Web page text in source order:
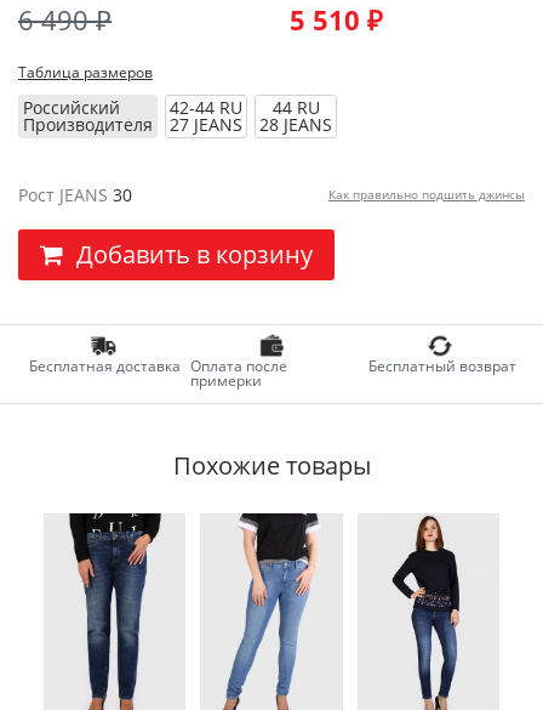
6 490 ₽ 5 510 ₽
Таблица размеров
Российский
Производителя
42-44 RU
27 JEANS
44 RU
28 JEANS
Рост JEANS 30 Как правильно подшить джинсы
Добавить в корзину
Бесплатная доставка Оплата после
примерки
Бесплатный возврат
Похожие товары